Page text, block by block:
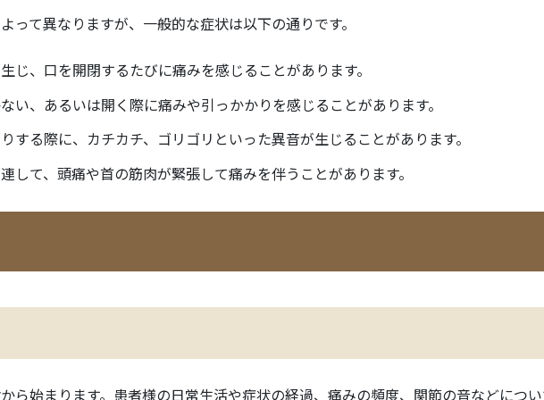
って異なりますが、一般的な症状は以下の通りです。
じ、口を開閉するたびに痛みを感じることがあります。
い、あるいは開く際に痛みや引っかかりを感じることがあります。
する際に、カチカチ、ゴリゴリといった異音が生じることがあります。
して、頭痛や首の筋肉が緊張して痛みを伴うことがあります。
ら始まります。患者様の日常生活や症状の経過、痛みの頻度、関節の音などにつ